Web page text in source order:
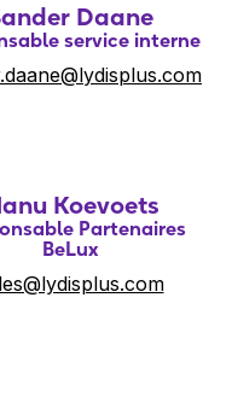
Daane
service interne
Koevoets
Partenaires
BeLux